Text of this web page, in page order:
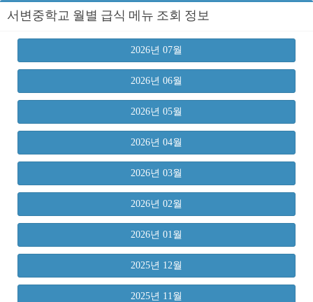
서변중학교 월별 급식 메뉴 조회 정보
2026년 07월
2026년 06월
2026년 05월
2026년 04월
2026년 03월
2026년 02월
2026년 01월
2025년 12월
2025년 11월